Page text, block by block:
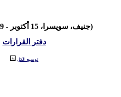
(جنيف، سويسرا، 15 أكتوبر - 19 أكتوبر 2007)
دفتر القرارات
توسيع الكل